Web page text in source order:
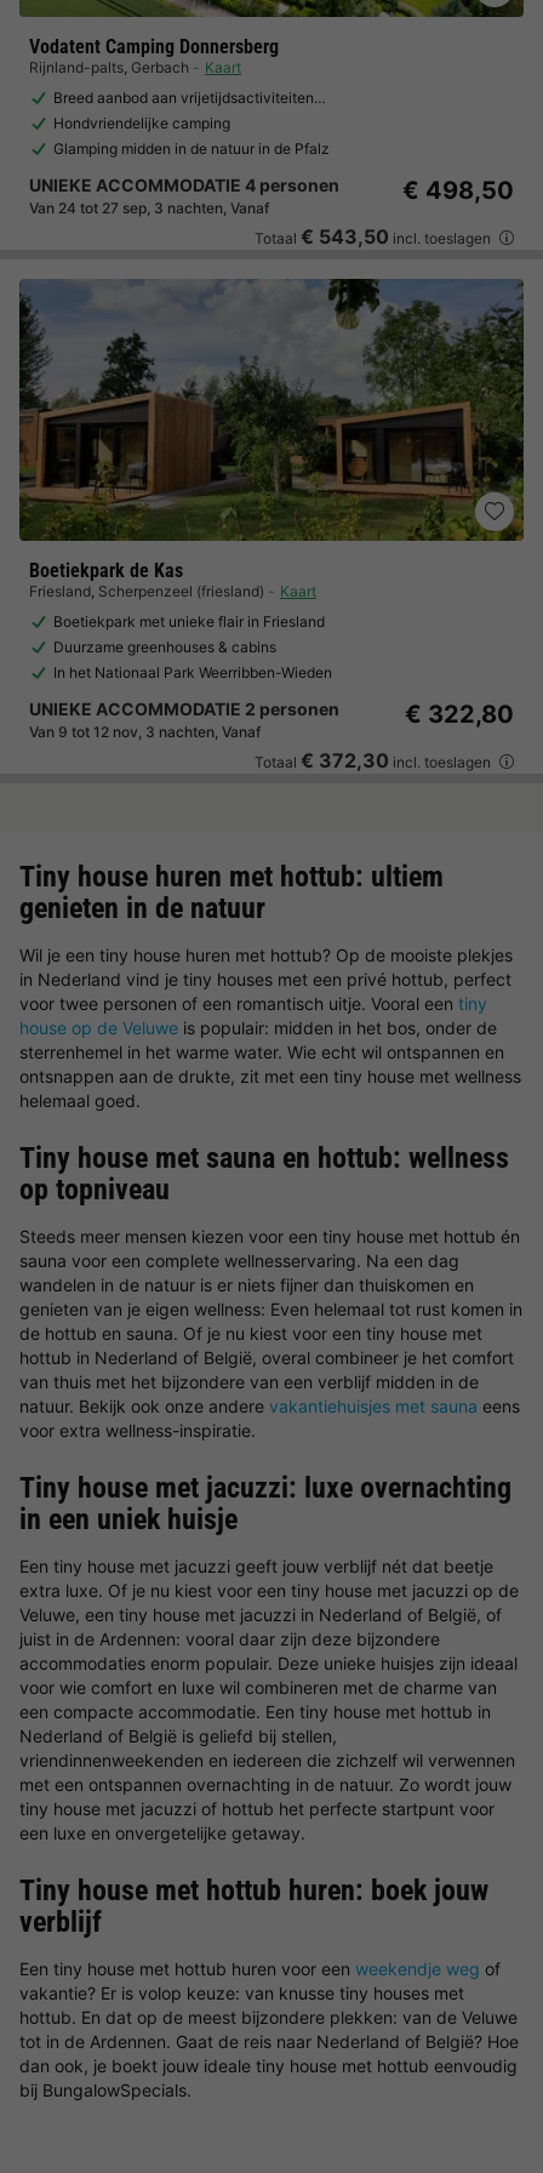
Vodatent Camping Donnersberg
Rijnland-palts, Gerbach
Kaart
Breed aanbod aan vrijetijdsactiviteiten…
Hondvriendelijke camping
Glamping midden in de natuur in de Pfalz
UNIEKE ACCOMMODATIE 4 personen
Van 24 tot 27 sep, 3 nachten, Vanaf
€ 498,50
Totaal € 543,50 incl. toeslagen
Boetiekpark de Kas
Friesland, Scherpenzeel (friesland)
Kaart
Boetiekpark met unieke flair in Friesland
Duurzame greenhouses & cabins
In het Nationaal Park Weerribben-Wieden
UNIEKE ACCOMMODATIE 2 personen
Van 9 tot 12 nov, 3 nachten, Vanaf
€ 322,80
Totaal € 372,30 incl. toeslagen
Tiny house huren met hottub: ultiem
genieten in de natuur
Wil je een tiny house huren met hottub? Op de mooiste plekjes
in Nederland vind je tiny houses met een privé hottub, perfect
voor twee personen of een romantisch uitje. Vooral een tiny
house op de Veluwe is populair: midden in het bos, onder de
sterrenhemel in het warme water. Wie echt wil ontspannen en
ontsnappen aan de drukte, zit met een tiny house met wellness
helemaal goed.
Tiny house met sauna en hottub: wellness
op topniveau
Steeds meer mensen kiezen voor een tiny house met hottub én
sauna voor een complete wellnesservaring. Na een dag
wandelen in de natuur is er niets fijner dan thuiskomen en
genieten van je eigen wellness: Even helemaal tot rust komen in
de hottub en sauna. Of je nu kiest voor een tiny house met
hottub in Nederland of België, overal combineer je het comfort
van thuis met het bijzondere van een verblijf midden in de
natuur. Bekijk ook onze andere vakantiehuisjes met sauna eens
voor extra wellness-inspiratie.
Tiny house met jacuzzi: luxe overnachting
in een uniek huisje
Een tiny house met jacuzzi geeft jouw verblijf nét dat beetje
extra luxe. Of je nu kiest voor een tiny house met jacuzzi op de
Veluwe, een tiny house met jacuzzi in Nederland of België, of
juist in de Ardennen: vooral daar zijn deze bijzondere
accommodaties enorm populair. Deze unieke huisjes zijn ideaal
voor wie comfort en luxe wil combineren met de charme van
een compacte accommodatie. Een tiny house met hottub in
Nederland of België is geliefd bij stellen,
vriendinnenweekenden en iedereen die zichzelf wil verwennen
met een ontspannen overnachting in de natuur. Zo wordt jouw
tiny house met jacuzzi of hottub het perfecte startpunt voor
een luxe en onvergetelijke getaway.
Tiny house met hottub huren: boek jouw
verblijf
Een tiny house met hottub huren voor een weekendje weg of
vakantie? Er is volop keuze: van knusse tiny houses met
hottub. En dat op de meest bijzondere plekken: van de Veluwe
tot in de Ardennen. Gaat de reis naar Nederland of België? Hoe
dan ook, je boekt jouw ideale tiny house met hottub eenvoudig
bij BungalowSpecials.